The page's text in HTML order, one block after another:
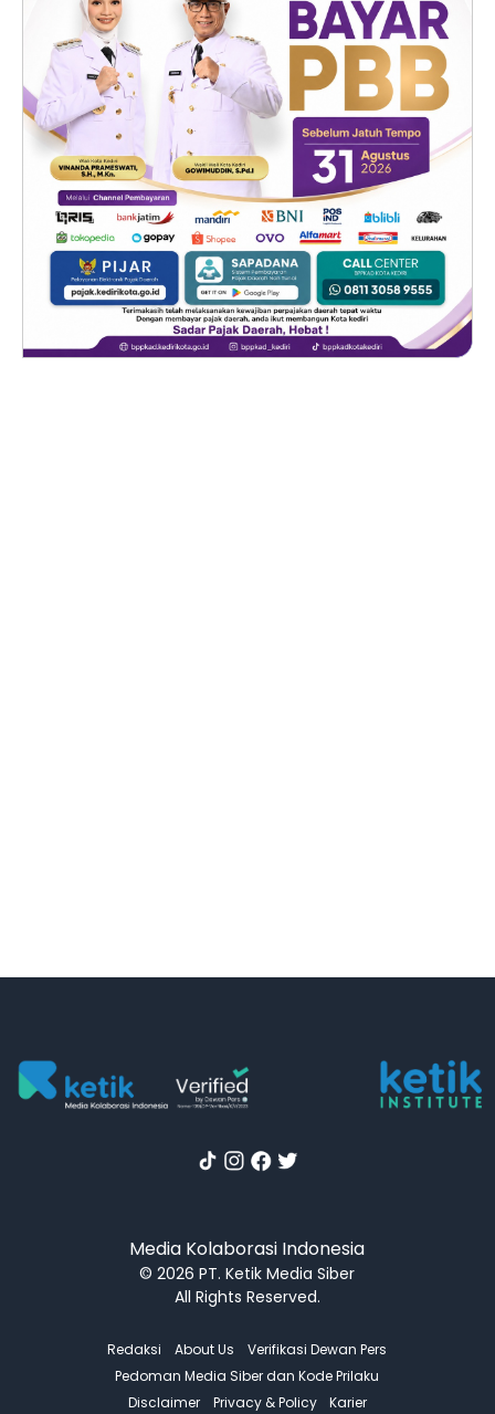
Media Kolaborasi Indonesia
© 2026 PT. Ketik Media Siber
All Rights Reserved.
Redaksi About Us
Verifikasi Dewan Pers
Pedoman Media Siber dan Kode Prilaku
Disclaimer
Privacy & Policy Karier